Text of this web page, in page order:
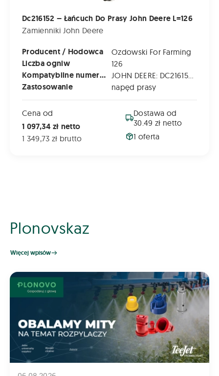
Dc216152 – Łańcuch Do Prasy John Deere L=126
Zamienniki John Deere
Producent / Hodowca Ozdowski For Farming
Liczba ogniw 126
Kompatybilne numery katalogowe JOHN DEERE: DC216152 | DC216644 | DC216812
Zastosowanie napęd prasy
Cena od
1 097,34 zł netto
1 349,73 zł brutto
Dostawa od
30.49 zł netto
1 oferta
Plonovskaz
Więcej wpisów